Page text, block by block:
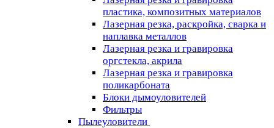
пластика, композитных материалов
Лазерная резка, раскройка, сварка и
наплавка металлов
Лазерная резка и гравировка
оргстекла, акрила
Лазерная резка и гравировка
поликарбоната
Блоки дымоуловителей
Фильтры
Пылеуловители